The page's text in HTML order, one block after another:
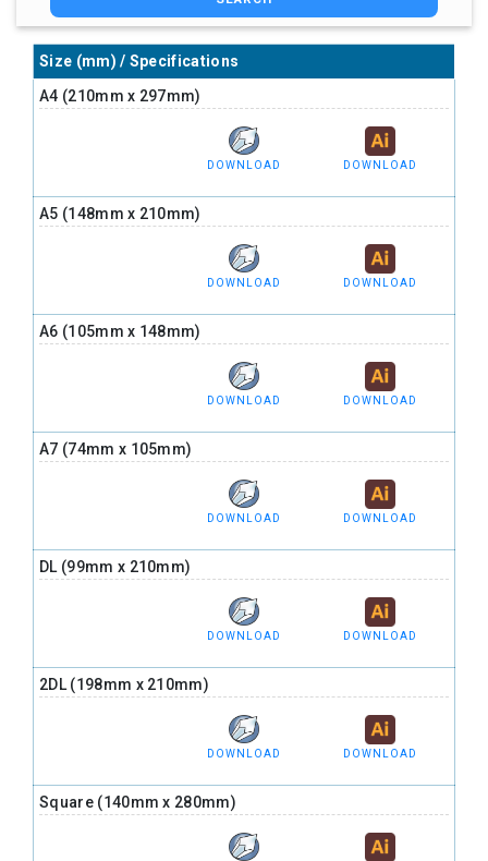
Size (mm) / Specifications
A4 (210mm x 297mm)
DOWNLOAD DOWNLOAD
A5 (148mm x 210mm)
DOWNLOAD DOWNLOAD
A6 (105mm x 148mm)
DOWNLOAD DOWNLOAD
A7 (74mm x 105mm)
DOWNLOAD DOWNLOAD
DL (99mm x 210mm)
DOWNLOAD DOWNLOAD
2DL (198mm x 210mm)
DOWNLOAD DOWNLOAD
Square (140mm x 280mm)